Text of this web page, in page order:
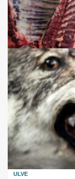
ULVE